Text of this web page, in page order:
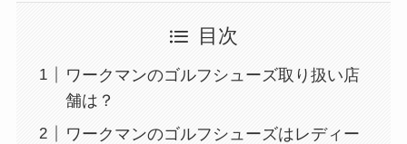
目次
ワークマンのゴルフシューズ取り扱い店
舗は？
ワークマンのゴルフシューズはレディー